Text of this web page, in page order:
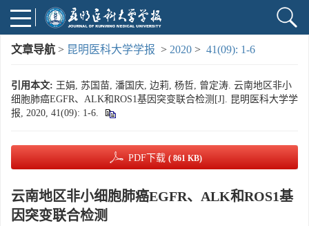
文章导航 > 昆明医科大学学报 > 2020 > 41(09): 1-6
引用本文: 王娟, 苏国苗, 潘国庆, 边莉, 杨哲, 曾定涛. 云南地区非小
细胞肺癌EGFR、ALK和ROS1基因突变联合检测[J]. 昆明医科大学学
报, 2020, 41(09): 1-6.
PDF下载 ( 861 KB)
云南地区非小细胞肺癌EGFR、ALK和ROS1基
因突变联合检测